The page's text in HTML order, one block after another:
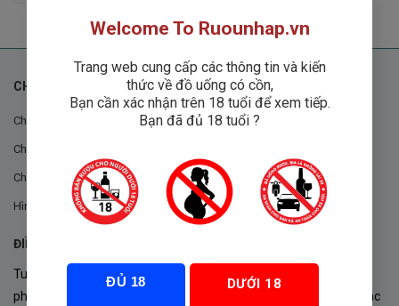
CHÍNH SÁCH
Chính sách chung
Chính sách đổi trả
Chính sách mua hàng
Hình thức thanh toán
ĐIỀU KHOẢN VÀ CHÍNH SÁCH
Tuân thủ Nghị định 105/2017/NĐ-CP ngày 14/9/2017 của Chính
phủ về sản xuất, kinh doanh rượu. Tuân thủ Luật “phòng chống tác
Welcome To Ruounhap.vn
Trang web cung cấp các thông tin và kiến
thức về đồ uống có cồn,
Bạn cần xác nhận trên 18 tuổi để xem tiếp.
Bạn đã đủ 18 tuổi ?
ĐỦ 18
DƯỚI 18